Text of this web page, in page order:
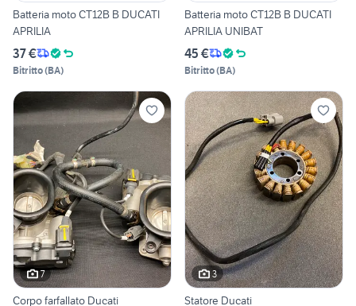
Batteria moto CT12B B DUCATI
APRILIA
37 €
Bitritto(BA)
Batteria moto CT12B B DUCATI
APRILIA UNIBAT
45 €
Bitritto(BA)
7
Corpo farfallato Ducati
3
Statore Ducati